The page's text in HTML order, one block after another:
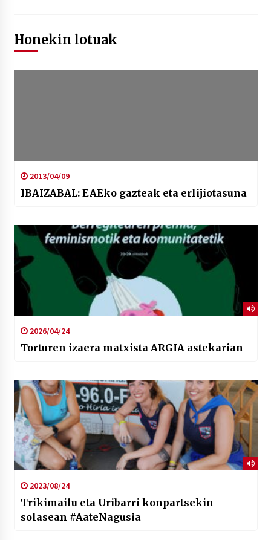
Honekin lotuak
2013/04/09
IBAIZABAL: EAEko gazteak eta erlijiotasuna
2026/04/24
Torturen izaera matxista ARGIA astekarian
2023/08/24
Trikimailu eta Uribarri konpartsekin
solasean #AateNagusia